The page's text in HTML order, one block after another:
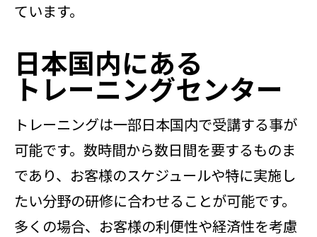
ています。
日本国内にある
トレーニングセンター
トレーニングは一部日本国内で受講する事が
可能です。数時間から数日間を要するものま
であり、お客様のスケジュールや特に実施し
たい分野の研修に合わせることが可能です。
多くの場合、お客様の利便性や経済性を考慮